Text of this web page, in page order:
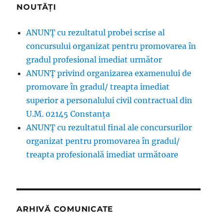
NOUTĂȚI
ANUNȚ cu rezultatul probei scrise al
concursului organizat pentru promovarea în
gradul profesional imediat următor
ANUNŢ privind organizarea examenului de
promovare în gradul/ treapta imediat
superior a personalului civil contractual din
U.M. 02145 Constanța
ANUNȚ cu rezultatul final ale concursurilor
organizat pentru promovarea în gradul/
treapta profesională imediat următoare
ARHIVĂ COMUNICATE